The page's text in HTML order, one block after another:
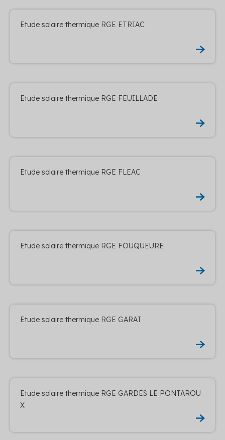
Etude solaire thermique RGE ETRIAC
Etude solaire thermique RGE FEUILLADE
Etude solaire thermique RGE FLEAC
Etude solaire thermique RGE FOUQUEURE
Etude solaire thermique RGE GARAT
Etude solaire thermique RGE GARDES LE PONTAROU
X